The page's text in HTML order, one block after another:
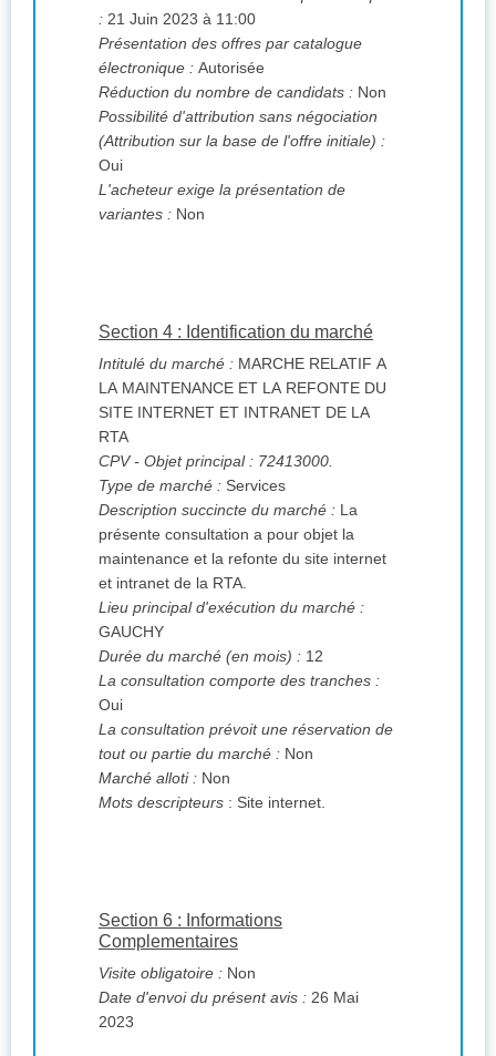
: 21 Juin 2023 à 11:00
Présentation des offres par catalogue
électronique : Autorisée
Réduction du nombre de candidats : Non
Possibilité d'attribution sans négociation
(Attribution sur la base de l'offre initiale) :
Oui
L'acheteur exige la présentation de
variantes : Non
Section 4 : Identification du marché
Intitulé du marché : MARCHE RELATIF A
LA MAINTENANCE ET LA REFONTE DU
SITE INTERNET ET INTRANET DE LA
RTA
CPV- Objet principal : 72413000.
Type de marché : Services
Description succincte du marché : La
présente consultation a pour objet la
maintenance et la refonte du site internet
et intranet de la RTA.
Lieu principal d'exécution du marché :
GAUCHY
Durée du marché (en mois) : 12
La consultation comporte des tranches :
Oui
La consultation prévoit une réservation de
tout ou partie du marché : Non
Marché alloti : Non
Mots descripteurs : Site internet.
Section 6 : Informations
Complementaires
Visite obligatoire : Non
Date d'envoi du présent avis : 26 Mai
2023